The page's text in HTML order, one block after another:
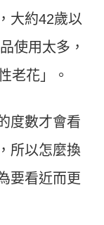
大約42歲以
使用太多，
老花」。
度數才會看
所以怎麼換
要看近而更